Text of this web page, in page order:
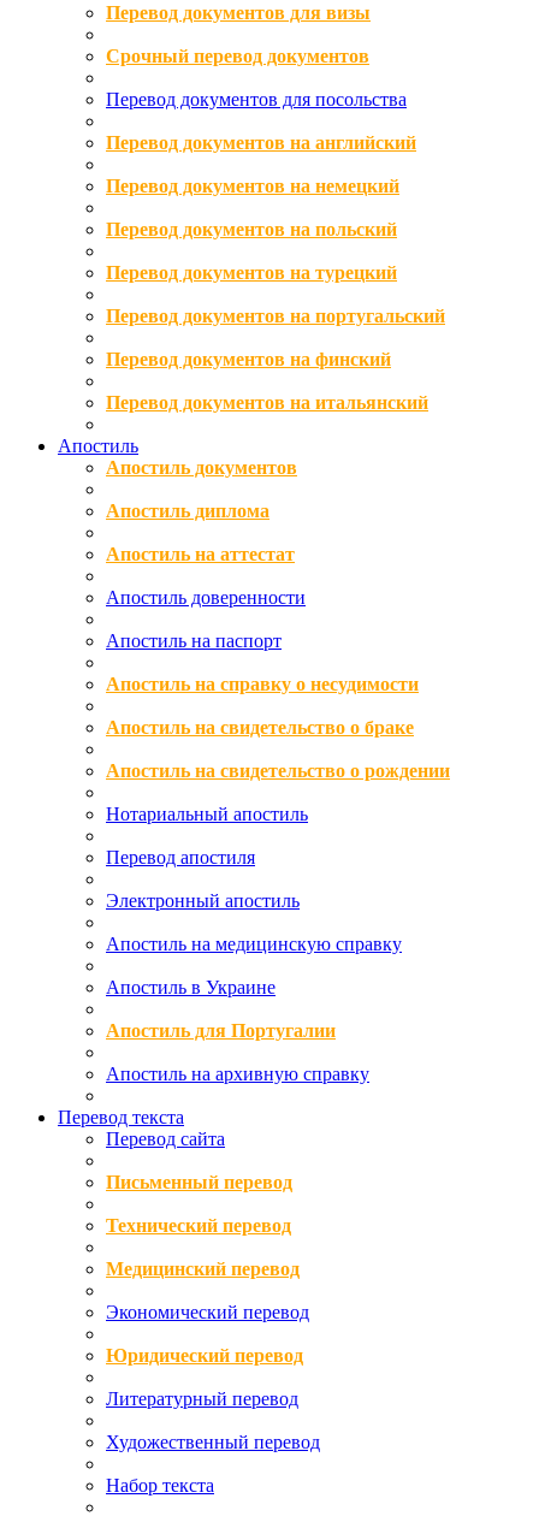
Перевод документов для визы
Срочный перевод документов
Перевод документов для посольства
Перевод документов на английский
Перевод документов на немецкий
Перевод документов на польский
Перевод документов на турецкий
Перевод документов на португальский
Перевод документов на финский
Перевод документов на итальянский
Апостиль
Апостиль документов
Апостиль диплома
Апостиль на аттестат
Апостиль доверенности
Апостиль на паспорт
Апостиль на справку о несудимости
Апостиль на свидетельство о браке
Апостиль на свидетельство о рождении
Нотариальный апостиль
Перевод апостиля
Электронный апостиль
Апостиль на медицинскую справку
Апостиль в Украине
Апостиль для Португалии
Апостиль на архивную справку
Перевод текста
Перевод сайта
Письменный перевод
Технический перевод
Медицинский перевод
Экономический перевод
Юридический перевод
Литературный перевод
Художественный перевод
Набор текста